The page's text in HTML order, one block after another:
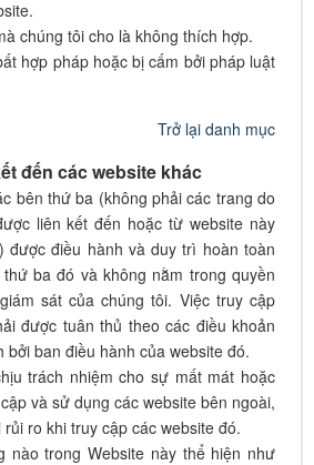
chúng tôi cho là không thích hợp.
hợp pháp hoặc bị cấm bởi pháp luật
Trở lại danh mục
đến các website khác
bên thứ ba (không phải các trang do
liên kết đến hoặc từ website này
được điều hành và duy trì hoàn toàn
ba đó và không nằm trong quyền
sát của chúng tôi. Việc truy cập
được tuân thủ theo các điều khoản
bởi ban điều hành của website đó.
trách nhiệm cho sự mất mát hoặc
và sử dụng các website bên ngoài,
ro khi truy cập các website đó.
nào trong Website này thể hiện như